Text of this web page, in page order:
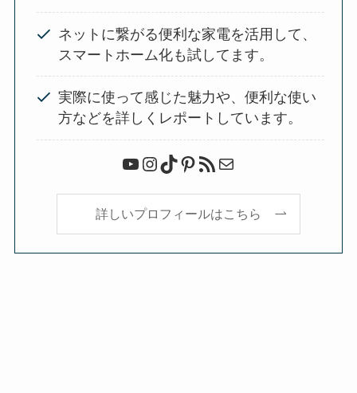
ネットに繋がる便利な家電を活用して、
スマートホーム化も試してます。
実際に使って感じた魅力や、便利な使い
方などを詳しくレポートしています。
YouTube Instagram TikTok Pinterest RSS フィードメール
詳しいプロフィールはこちら